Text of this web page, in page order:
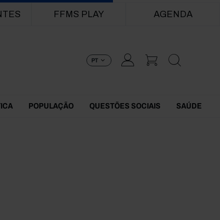
FFMS PLAY AGENDA
PT
POPULAÇÃO QUESTÕES SOCIAIS SAÚDE